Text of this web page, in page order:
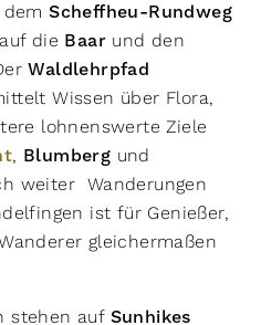
Scheffheu-Rundweg
die Baar und den
Waldlehrpfad
Wissen über Flora,
lohnenswerte Ziele
, Blumberg und
weiter Wanderungen
ist für Genießer,
gleichermaßen
stehen auf Sunhikes